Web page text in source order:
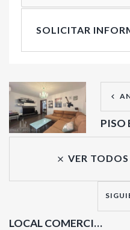
SOLICITAR
VER
LOCAL COMERCIAL EN VENTA, AVDA. REINA VICTORIA EUGENIA